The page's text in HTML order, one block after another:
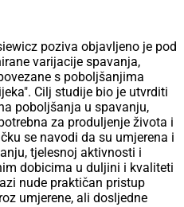
poziva objavljeno je pod
varijacije spavanja,
s poboljšanjima
Cilj studije bio je utvrditi
poboljšanja u spavanju,
za produljenje života i
se navodi da su umjerena i
tjelesnoj aktivnosti i
dobicima u duljini i kvaliteti
nude praktičan pristup
umjerene, ali dosljedne